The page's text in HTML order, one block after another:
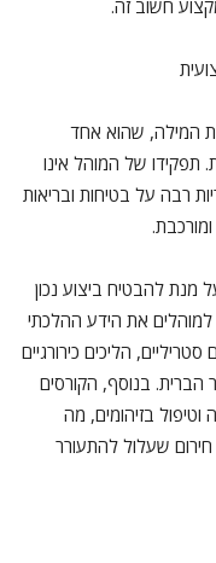
חשוב זה.
המילה, שהוא אחד
תפקידו של המוהל אינו
רבה על בטיחות ובריאות
מנת להבטיח ביצוע נכון
את הידע ההלכתי
הליכים כירורגיים
בנוסף, הקורסים
בזיהומים, מה
שעלול להתעורר